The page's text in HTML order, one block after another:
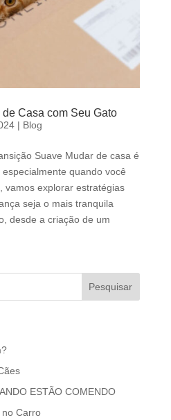
Casa com Seu Gato
| Blog
Suave Mudar de casa é
quando você
vamos explorar estratégias
seja o mais tranquila
desde a criação de um
Pesquisar
ESTÃO COMENDO
Carro